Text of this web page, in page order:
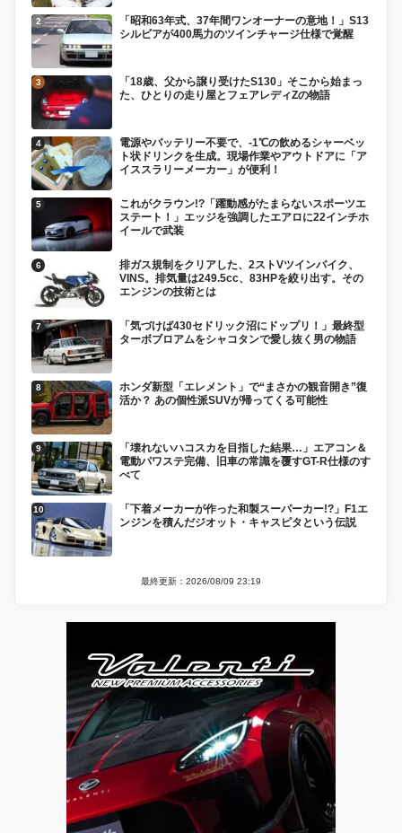
「昭和63年式、37年間ワンオーナーの意地！」S13
シルビアが400馬力のツインチャージ仕様で覚醒
「18歳、父から譲り受けたS130」そこから始まっ
た、ひとりの走り屋とフェアレディZの物語
電源やバッテリー不要で、-1℃の飲めるシャーベッ
ト状ドリンクを生成。現場作業やアウトドアに「ア
イススラリーメーカー」が便利！
これがクラウン!?「躍動感がたまらないスポーツエ
ステート！」エッジを強調したエアロに22インチホ
イールで武装
排ガス規制をクリアした、2ストVツインバイク、
VINS。排気量は249.5cc、83HPを絞り出す。その
エンジンの技術とは
「気づけば430セドリック沼にドップリ！」最終型
ターボブロアムをシャコタンで愛し抜く男の物語
ホンダ新型「エレメント」で“まさかの観音開き”復
活か？ あの個性派SUVが帰ってくる可能性
「壊れないハコスカを目指した結果…」エアコン＆
電動パワステ完備、旧車の常識を覆すGT-R仕様のす
べて
「下着メーカーが作った和製スーパーカー!?」F1エ
ンジンを積んだジオット・キャスピタという伝説
最終更新：2026/08/09 23:19